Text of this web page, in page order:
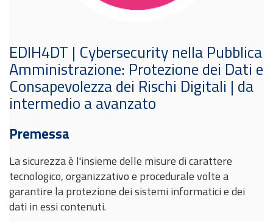
EDIH4DT | Cybersecurity nella Pubblica
Amministrazione: Protezione dei Dati e
Consapevolezza dei Rischi Digitali | da
intermedio a avanzato
Premessa
La sicurezza è l'insieme delle misure di carattere
tecnologico, organizzativo e procedurale volte a
garantire la protezione dei sistemi informatici e dei
dati in essi contenuti.